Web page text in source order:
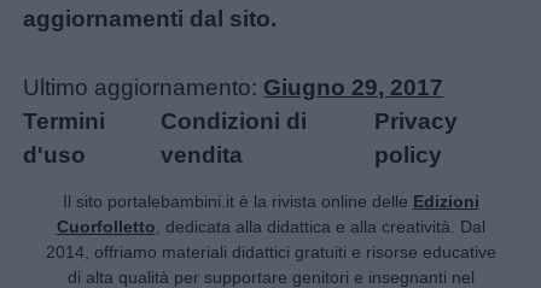
aggiornamenti dal sito.
Ultimo aggiornamento: Giugno 29, 2017
Termini
d'uso
Condizioni di
vendita
Privacy
policy
Il sito portalebambini.it è la rivista online delle Edizioni
Cuorfolletto, dedicata alla didattica e alla creatività. Dal
2014, offriamo materiali didattici gratuiti e risorse educative
di alta qualità per supportare genitori e insegnanti nel